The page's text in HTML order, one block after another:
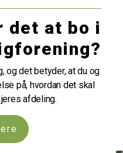
det at bo i
og det betyder, at du og
på, hvordan det skal
afdeling.